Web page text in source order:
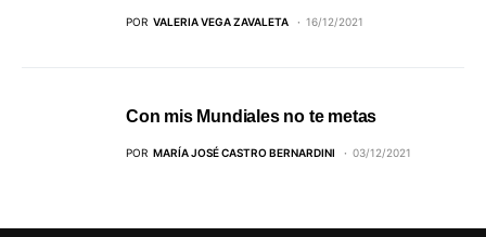
POR VALERIA VEGA ZAVALETA 16/12/2021
Con mis Mundiales no te metas
POR MARÍA JOSÉ CASTRO BERNARDINI 03/12/2021